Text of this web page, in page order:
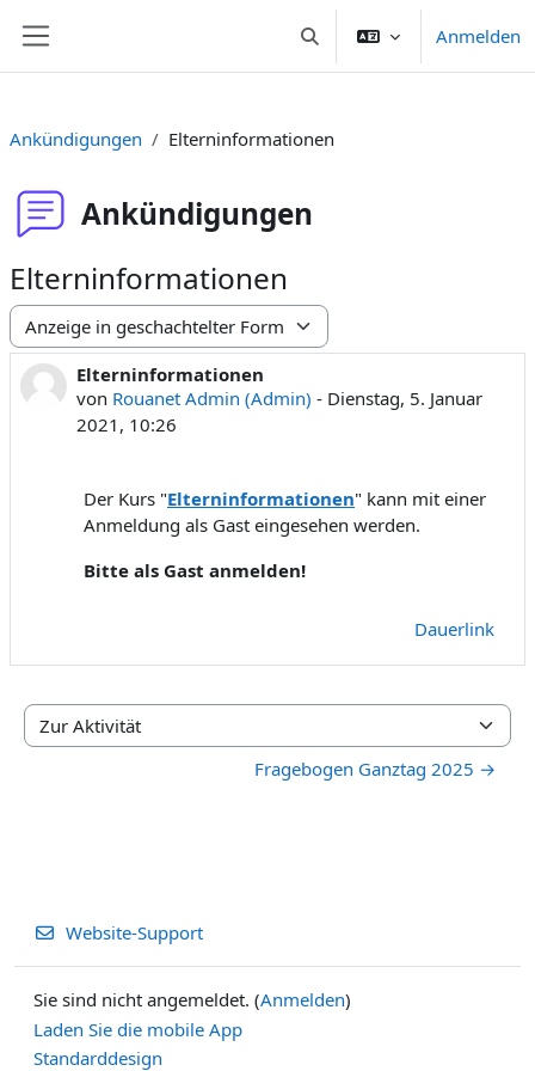
Sucheingabe umschalten
Anmelden
Ankündigungen Elterninformationen
Ankündigungen
Elterninformationen
Anzeigemodus
Elterninformationen
von Rouanet Admin (Admin) - Dienstag, 5. Januar
2021, 10:26
Anzahl Antworten: 0
Der Kurs "Elterninformationen" kann mit einer
Anmeldung als Gast eingesehen werden.
Bitte als Gast anmelden!
Dauerlink
Zur Aktivität
Fragebogen Ganztag 2025 →
Website-Support
Sie sind nicht angemeldet. (Anmelden)
Laden Sie die mobile App
Standarddesign